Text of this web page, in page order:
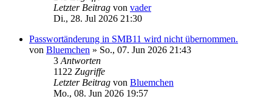
Letzter Beitrag von vader
Di., 28. Jul 2026 21:30
Passwortänderung in SMB11 wird nicht übernommen.
von Bluemchen » So., 07. Jun 2026 21:43
3 Antworten
1122 Zugriffe
Letzter Beitrag von Bluemchen
Mo., 08. Jun 2026 19:57